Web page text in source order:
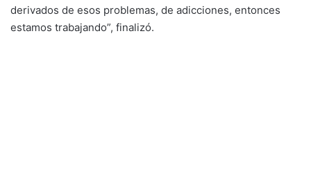
derivados de esos problemas, de adicciones, entonces
estamos trabajando”, finalizó.